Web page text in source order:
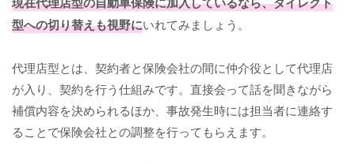
型への切り替えも視野にいれてみましょう。
代理店型とは、契約者と保険会社の間に仲介役として代理店
が入り、契約を行う仕組みです。直接会って話を聞きながら
補償内容を決められるほか、事故発生時には担当者に連絡す
ることで保険会社との調整を行ってもらえます。